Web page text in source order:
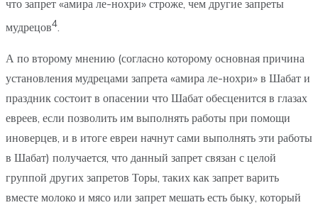
что запрет «амира ле-нохри» строже, чем другие запреты
мудрецов4
А по второму мнению (согласно которому основная причина
установления мудрецами запрета «амира ле-нохри» в Шабат и
праздник состоит в опасении что Шабат обесценится в глазах
евреев, если позволить им выполнять работы при помощи
иноверцев, и в итоге евреи начнут сами выполнять эти работы
в Шабат) получается, что данный запрет связан с целой
группой других запретов Торы, таких как запрет варить
вместе молоко и мясо или запрет мешать есть быку, который